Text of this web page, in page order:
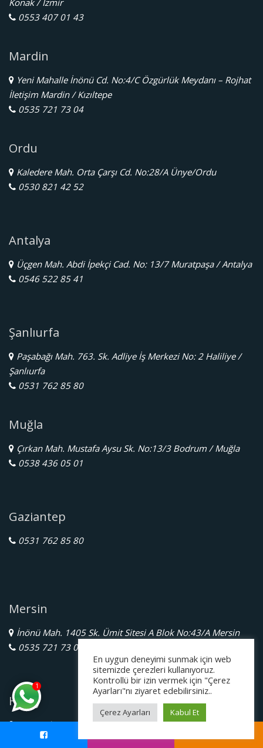
Konak / İzmir
0553 407 01 43
Mardin
Yeni Mahalle İnönü Cd. No:4/C Özgürlük Meydanı – Rojhat
İletişim Mardin / Kızıltepe
0535 721 73 04
Ordu
Kaledere Mah. Orta Çarşı Cd. No:28/A Ünye/Ordu
0530 821 42 52
Antalya
Üçgen Mah. Abdi İpekçi Cad. No: 13/7 Muratpaşa / Antalya
0546 522 85 41
Şanlıurfa
Paşabağı Mah. 763. Sk. Adliye İş Merkezi No: 2 Haliliye /
Şanlıurfa
0531 762 85 80
Muğla
Çırkan Mah. Mustafa Aysu Sk. No:13/3 Bodrum / Muğla
0538 436 05 01
Gaziantep
0531 762 85 80
Mersin
İnönü Mah. 1405 Sk. Ümit Sitesi A Blok No:43/A Mersin
0535 721 73 04
Hatay
Gazi Mah. 10.Sk. No:18 Antakya/Hatay
0538 436 05 01
1
En uygun deneyimi sunmak için web
sitemizde çerezleri kullanıyoruz.
Kontrollü bir izin vermek için "Çerez
Ayarları"nı ziyaret edebilirsiniz..
Çerez Ayarları Kabul Et